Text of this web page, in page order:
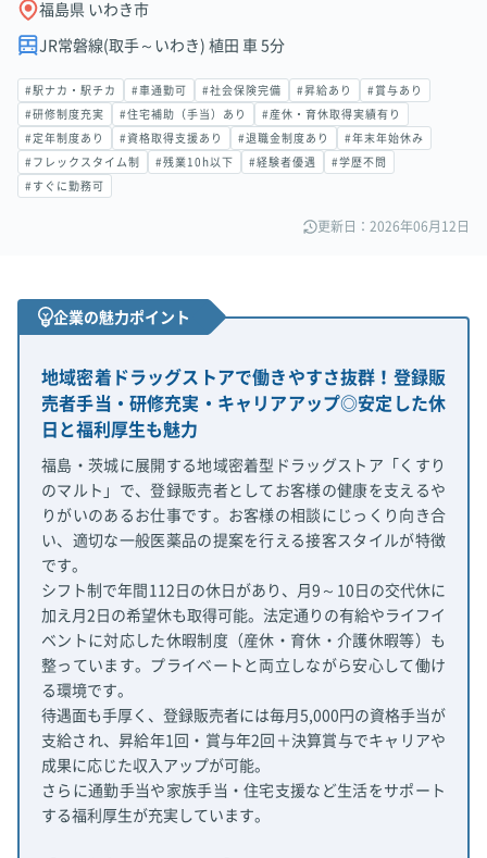
福島県 いわき市
JR常磐線(取手～いわき) 植田 車 5分
#駅ナカ・駅チカ #車通勤可 #社会保険完備 #昇給あり #賞与あり
#研修制度充実 #住宅補助（手当）あり #産休・育休取得実績有り
#定年制度あり #資格取得支援あり #退職金制度あり #年末年始休み
#フレックスタイム制 #残業10h以下 #経験者優遇 #学歴不問
#すぐに勤務可
更新日：2026年06月12日
企業の魅力ポイント
地域密着ドラッグストアで働きやすさ抜群！登録販
売者手当・研修充実・キャリアアップ◎安定した休
日と福利厚生も魅力
福島・茨城に展開する地域密着型ドラッグストア「くすり
のマルト」で、登録販売者としてお客様の健康を支えるや
りがいのあるお仕事です。お客様の相談にじっくり向き合
い、適切な一般医薬品の提案を行える接客スタイルが特徴
です。
シフト制で年間112日の休日があり、月9～10日の交代休に
加え月2日の希望休も取得可能。法定通りの有給やライフイ
ベントに対応した休暇制度（産休・育休・介護休暇等）も
整っています。プライベートと両立しながら安心して働け
る環境です。
待遇面も手厚く、登録販売者には毎月5,000円の資格手当が
支給され、昇給年1回・賞与年2回＋決算賞与でキャリアや
成果に応じた収入アップが可能。
さらに通勤手当や家族手当・住宅支援など生活をサポート
する福利厚生が充実しています。